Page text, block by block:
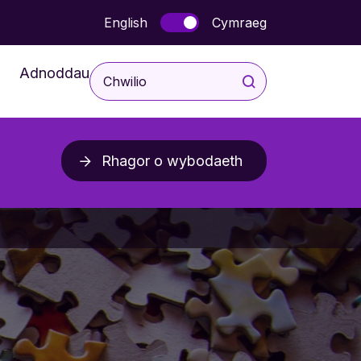
English Cymraeg
Adnoddau
I Blant a Phobl Ifranc
I Weithwyr Proffesiynol
Rhagor o wybodaeth